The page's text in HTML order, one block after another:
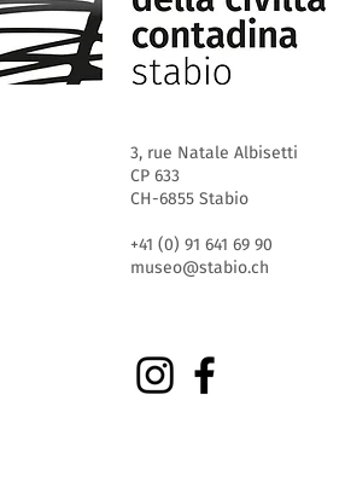
3, rue Natale Albisetti
CP 633
CH-6855 Stabio
+41 (0) 91 641 69 90
museo@stabio.ch